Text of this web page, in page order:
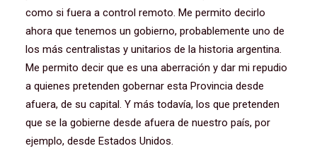
como si fuera a control remoto. Me permito decirlo
ahora que tenemos un gobierno, probablemente uno de
los más centralistas y unitarios de la historia argentina.
Me permito decir que es una aberración y dar mi repudio
a quienes pretenden gobernar esta Provincia desde
afuera, de su capital. Y más todavía, los que pretenden
que se la gobierne desde afuera de nuestro país, por
ejemplo, desde Estados Unidos.